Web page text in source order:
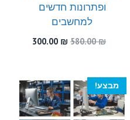
ופתרונות חדשים
למחשבים
580.00₪
המחיר
580.00 ₪.
300.00 ₪
המחיר
300.00 ₪.
מבצע!